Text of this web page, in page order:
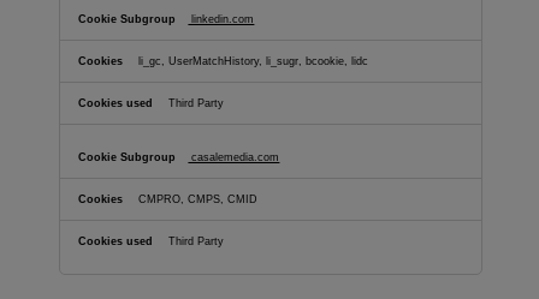
linkedin.com
li_gc, UserMatchHistory, li_sugr, bcookie, lidc
Third Party
casalemedia.com
CMPRO, CMPS, CMID
Third Party